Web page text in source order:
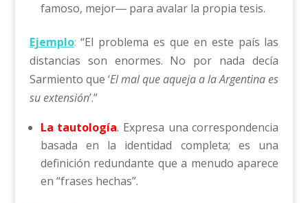
famoso, mejor― para avalar la propia tesis.
Ejemplo: “El problema es que en este país las
distancias son enormes. No por nada decía
Sarmiento que ‘El mal que aqueja a la Argentina es
su extensión’.”
La tautología. Expresa una correspondencia
basada en la identidad completa; es una
definición redundante que a menudo aparece
en “frases hechas”.